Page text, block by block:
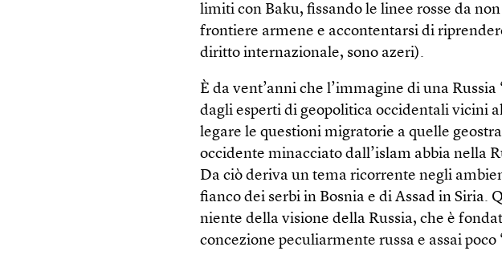
limiti con Baku, fissando le linee rosse da
frontiere armene e accontentarsi di
diritto internazionale, sono azeri).
È da vent’anni che l’immagine di una
dagli esperti di geopolitica occidentali vicini
legare le questioni migratorie a quelle
occidente minacciato dall’islam abbia nella
Da ciò deriva un tema ricorrente negli
fianco dei serbi in Bosnia e di Assad in Siria.
niente della visione della Russia, che è
concezione peculiarmente russa e assai